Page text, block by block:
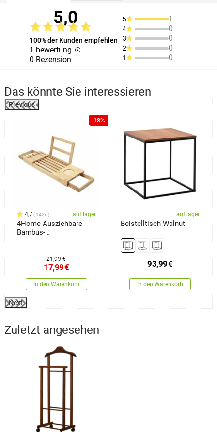
5,0
100% der Kunden empfehlen
1 bewertung
0 Rezension
5 1
4 0
3 0
2 0
1 0
Das könnte Sie interessieren
Previous
-18%
4,7 142x auf lager
4Home Ausziehbare
Bambus-
21,99 €
17,99€
In den Warenkorb
auf lager
Beistelltisch Walnut
93,99€
In den Warenkorb
Next
Zuletzt angesehen